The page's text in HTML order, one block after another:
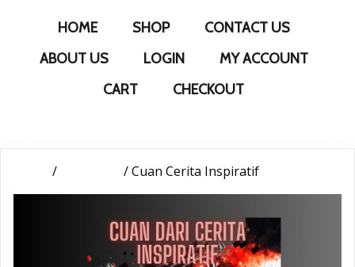
HOME SHOP
CONTACT US
ABOUT US
LOGIN
MY ACCOUNT
CART
CHECKOUT
/ / Cuan Cerita Inspiratif